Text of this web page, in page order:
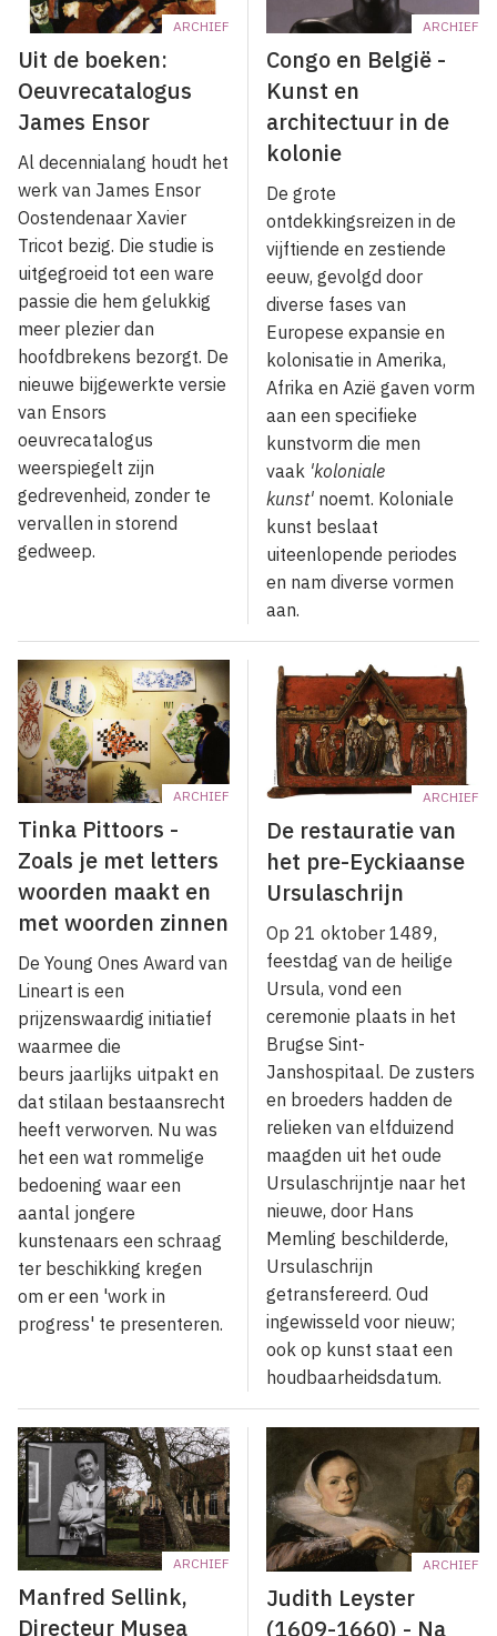
ARCHIEF
Uit de boeken:
Oeuvrecatalogus
James Ensor
Al decennialang houdt het
werk van James Ensor
Oostendenaar Xavier
Tricot bezig. Die studie is
uitgegroeid tot een ware
passie die hem gelukkig
meer plezier dan
hoofdbrekens bezorgt. De
nieuwe bijgewerkte versie
van Ensors
oeuvrecatalogus
weerspiegelt zijn
gedrevenheid, zonder te
vervallen in storend
gedweep.
ARCHIEF
Congo en België -
Kunst en
architectuur in de
kolonie
De grote
ontdekkingsreizen in de
vijftiende en zestiende
eeuw, gevolgd door
diverse fases van
Europese expansie en
kolonisatie in Amerika,
Afri­ka en Azië gaven vorm
aan een specifieke
kunstvorm die men
vaak 'ko­loniale
kunst' noemt. Koloniale
kunst beslaat
uiteenlopende periodes
en nam diverse vormen
aan.
ARCHIEF
Tinka Pittoors -
Zoals je met letters
woorden maakt en
met woorden zinnen
De Young Ones Award van
Lineart is een
prijzenswaar­dig initiatief
waarmee die
beurs jaarlijks uit­pakt en
dat stilaan bestaansrecht
heeft verworven. Nu was
het een wat rommelige
bedoening waar een
aantal jongere
kunstenaars een schraag
ter beschikking kregen
om er een 'work in
progress' te presenteren.
ARCHIEF
De restauratie van
het pre-Eyckiaanse
Ursulaschrijn
Op 21 oktober 1489,
feestdag van de heilige
Ursula, vond een
ceremonie plaats in het
Brugse Sint-
Janshospitaal. De zusters
en broeders hadden de
relieken van elfduizend
maagden uit het oude
Ursulaschrijntje naar het
nieuwe, door Hans
Memling beschilderde,
Ursulaschrijn
getransfereerd. Oud
ingewisseld voor nieuw;
ook op kunst staat een
houdbaarheidsdatum.
ARCHIEF
Manfred Sellink,
Directeur Musea
ARCHIEF
Judith Leyster
(1609-1660) - Na